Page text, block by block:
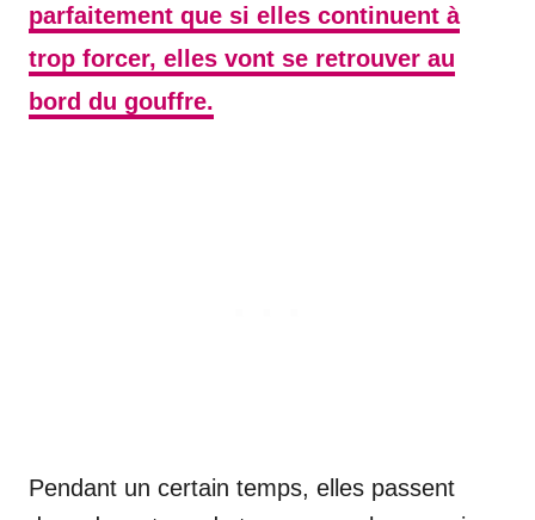
parfaitement que si elles continuent à
trop forcer, elles vont se retrouver au
bord du gouffre.
Pendant un certain temps, elles passent